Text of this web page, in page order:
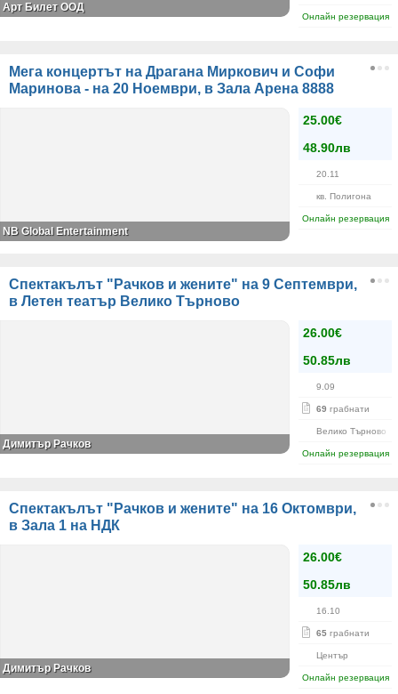
Онлайн резервация
Арт Билет ООД
Мега концертът на Драгана Миркович и Софи
Маринова - на 20 Ноември, в Зала Арена 8888
25.00€
48.90лв
20.11
кв. Полигона
Онлайн резервация
NB Global Entertainment
Спектакълът "Рачков и жените" на 9 Септември,
в Летен театър Велико Търново
26.00€
50.85лв
9.09
69 грабнати
Велико Търново
Онлайн резервация
Димитър Рачков
Спектакълът "Рачков и жените" на 16 Октомври,
в Зала 1 на НДК
26.00€
50.85лв
16.10
65 грабнати
Център
Онлайн резервация
Димитър Рачков